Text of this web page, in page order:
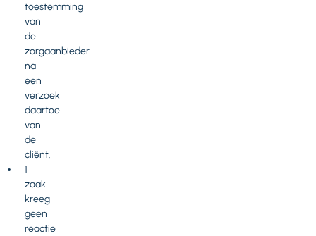
toestemming
van
de
zorgaanbieder
na
een
verzoek
daartoe
van
de
cliënt.
1
zaak
kreeg
geen
reactie